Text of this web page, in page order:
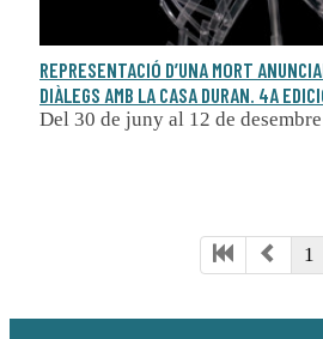
REPRESENTACIÓ D’UNA MORT
DIÀLEGS AMB LA CASA DURAN. 4A
Del 30 de juny al 12 de
1